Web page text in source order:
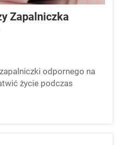
Zapalniczka
odpornego na
życie podczas
bardzo lubisz
otwartym powietrzu.
niezawodna i dobrze